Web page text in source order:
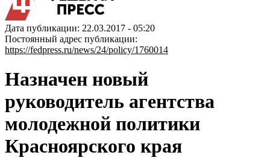
Дата публикации: 22.03.2017 - 05:20
Постоянный адрес публикации:
https://fedpress.ru/news/24/policy/1760014
Назначен новый
руководитель агентства
молодежной политики
Красноярского края